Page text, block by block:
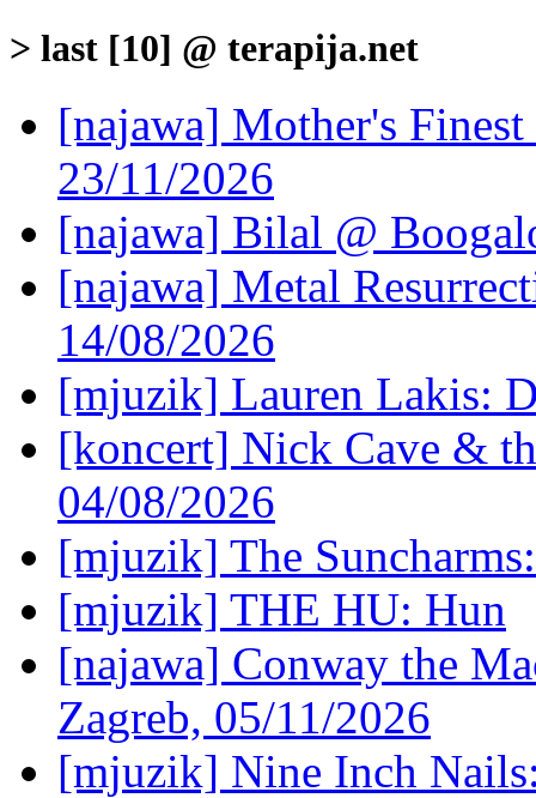
> last [10] @ terapija.net
[najawa] Mother's
23/11/2026
[najawa] Bilal @
[najawa] Metal
14/08/2026
[mjuzik] Lauren Lakis:
[koncert] Nick Cave &
04/08/2026
[mjuzik] The
[mjuzik] THE HU: Hun
[najawa] Conway the
Zagreb, 05/11/2026
[mjuzik] Nine Inch